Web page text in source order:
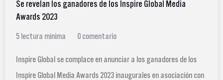
Se revelan los ganadores de los Inspire Global Media
Awards 2023
5 lectura mínima 0 comentario
Inspire Global se complace en anunciar a los ganadores de los
Inspire Global Media Awards 2023 inaugurales en asociación con